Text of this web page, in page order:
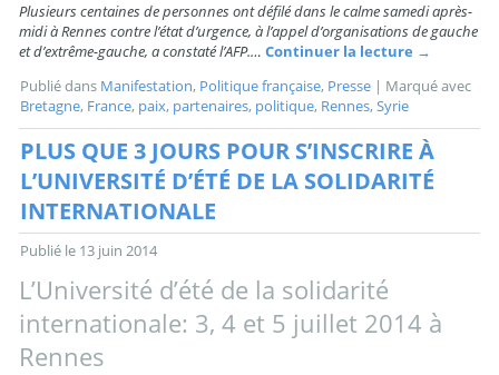
Plusieurs centaines de personnes ont défilé dans le calme samedi après-
midi à Rennes contre l’état d’urgence, à l’appel d’organisations de gauche
et d’extrême-gauche, a constaté l’AFP.…Continuer la lecture →
Publié dans Manifestation, Politique française, Presse | Marqué avec
Bretagne, France, paix, partenaires, politique, Rennes,Syrie
PLUS QUE 3 JOURS POUR S’INSCRIRE À
L’UNIVERSITÉ D’ÉTÉ DE LA SOLIDARITÉ
INTERNATIONALE
Publié le 13 juin 2014
L’Université d’été de la solidarité
internationale: 3, 4 et 5 juillet 2014 à
Rennes